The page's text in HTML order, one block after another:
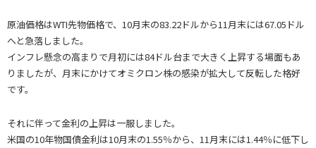
原油価格はWTI先物価格で、10月末の83.22ドルから11月末には67.05ドル
へと急落しました。
インフレ懸念の高まりで月初には84ドル台まで大きく上昇する場面もあ
りましたが、月末にかけてオミクロン株の感染が拡大して反転した格好
です。
それに伴って金利の上昇は一服しました。
米国の10年物国債金利は10月末の1.55％から、11月末には1.44％に低下し